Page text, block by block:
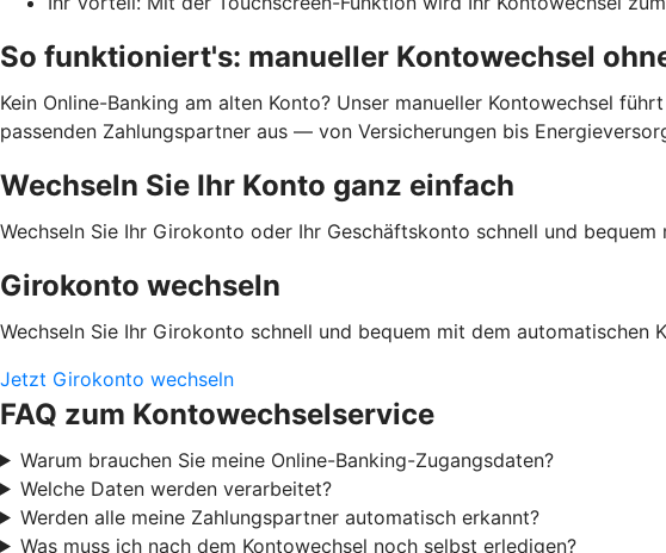
So funktioniert's: manueller Kontowechsel
Kein Online-Banking am alten Konto? Unser manueller Kontowechsel
passenden Zahlungspartner aus — von Versicherungen bis
Wechseln Sie Ihr Konto ganz einfach
Wechseln Sie Ihr Girokonto oder Ihr Geschäftskonto schnell und
Girokonto wechseln
Wechseln Sie Ihr Girokonto schnell und bequem mit dem automatischen
Jetzt Girokonto wechseln
FAQ zum Kontowechselservice
Warum brauchen Sie meine Online-Banking-Zugangsdaten?
Welche Daten werden verarbeitet?
Werden alle meine Zahlungspartner automatisch erkannt?
Was muss ich nach dem Kontowechsel noch selbst erledigen?